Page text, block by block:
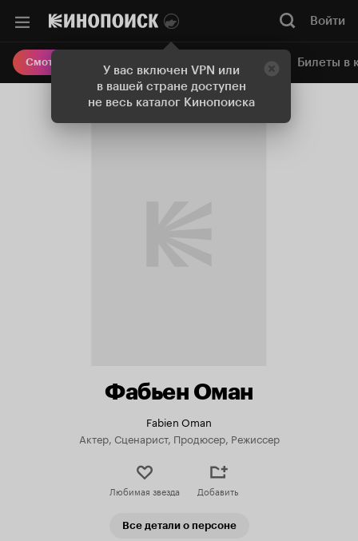
У вас включен VPN или
в вашей стране доступен
не весь каталог Кинопоиска
Войти
Смотреть кино Онлайн-кинотеатр Билеты в
Фабьен Оман
Fabien Oman
Актер, Сценарист, Продюсер, Режиссер
Любимая звезда Добавить
Все детали о персоне